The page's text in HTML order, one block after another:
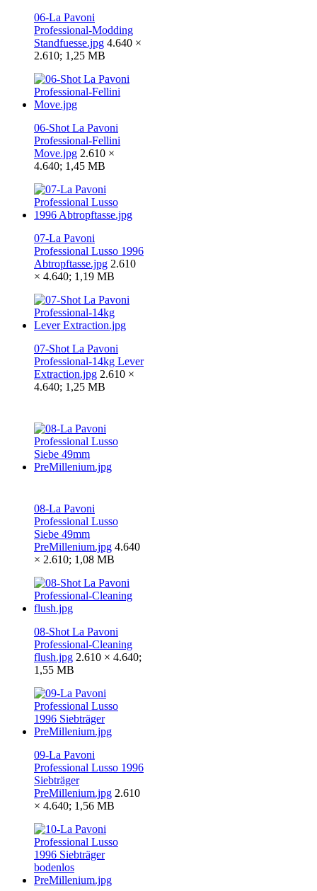
06-La Pavoni
Professional-Modding
Standfuesse.jpg 4.640 ×
2.610; 1,25 MB
06-Shot La Pavoni
Professional-Fellini
Move.jpg 2.610 ×
4.640; 1,45 MB
07-La Pavoni
Professional Lusso 1996
Abtropftasse.jpg 2.610
× 4.640; 1,19 MB
07-Shot La Pavoni
Professional-14kg Lever
Extraction.jpg 2.610 ×
4.640; 1,25 MB
08-La Pavoni
Professional Lusso
Siebe 49mm
PreMillenium.jpg 4.640
× 2.610; 1,08 MB
08-Shot La Pavoni
Professional-Cleaning
flush.jpg 2.610 × 4.640;
1,55 MB
09-La Pavoni
Professional Lusso 1996
Siebträger
PreMillenium.jpg 2.610
× 4.640; 1,56 MB